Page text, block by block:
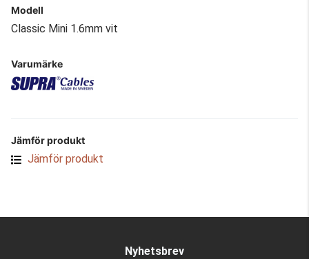
Modell
Classic Mini 1.6mm vit
Varumärke
Jämför produkt
Jämför produkt
Nyhetsbrev